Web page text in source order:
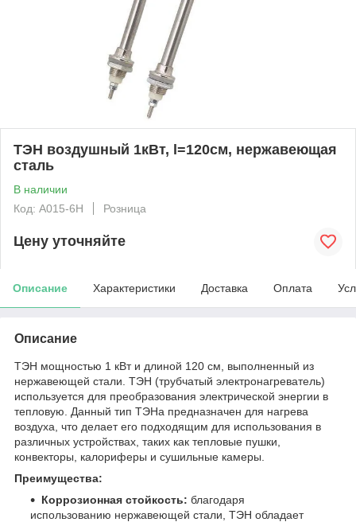
ТЭН воздушный 1кВт, l=120см, нержавеющая
сталь
В наличии
Код: А015-6Н
Розница
Цену уточняйте
Описание Характеристики Доставка Оплата
Описание
ТЭН мощностью 1 кВт и длиной 120 см, выполненный из
нержавеющей стали. ТЭН (трубчатый электронагреватель)
используется для преобразования электрической энергии в
тепловую. Данный тип ТЭНа предназначен для нагрева
воздуха, что делает его подходящим для использования в
различных устройствах, таких как тепловые пушки,
конвекторы, калориферы и сушильные камеры.
Преимущества:
Коррозионная стойкость: благодаря
использованию нержавеющей стали, ТЭН обладает